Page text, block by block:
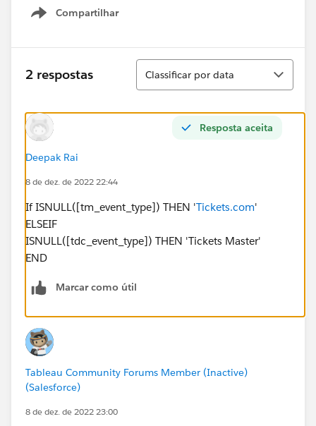
want. Would someone please help me in this situation
Compartilhar
Show menu
2 respostas
Classificar
Classificar por data
Resposta aceita
Deepak Rai
8 de dez. de 2022 22:44
If ISNULL([tm_event_type]) THEN 'Tickets.com'
ELSEIF
ISNULL([tdc_event_type]) THEN 'Tickets Master'
END
Marcar como útil
Tableau Community Forums Member (Inactive)
(Salesforce)
8 de dez. de 2022 23:00